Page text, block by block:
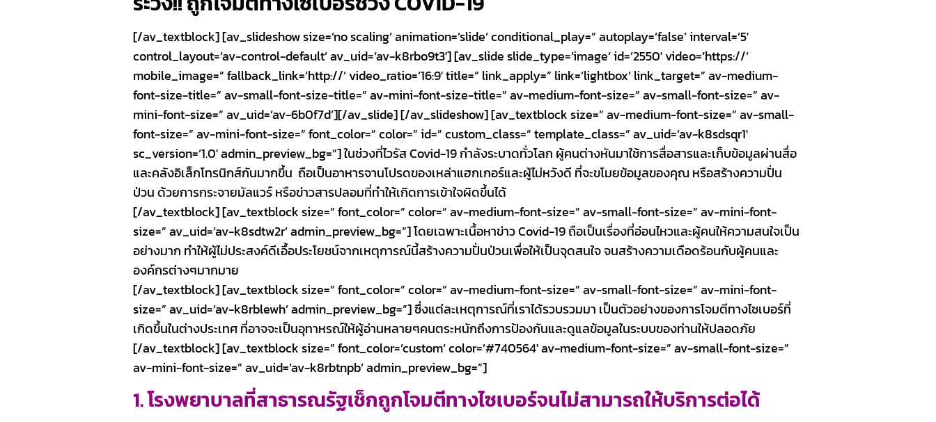
[/av_textblock] [av_slideshow size=’no scaling’ animation=’slide’ conditional_play=” autoplay=’false’ interval=’5′
control_layout=’av-control-default’ av_uid=’av-k8rbo9t3′] [av_slide slide_type=’image’ id=’2550′ video=’https://’
mobile_image=” fallback_link=’http://’ video_ratio=’16:9′ title=” link_apply=” link=’lightbox’ link_target=” av-medium-
font-size-title=” av-small-font-size-title=” av-mini-font-size-title=” av-medium-font-size=” av-small-font-size=” av-
mini-font-size=” av_uid=’av-6b0f7d’][/av_slide] [/av_slideshow] [av_textblock size=” av-medium-font-size=” av-small-
font-size=” av-mini-font-size=” font_color=” color=” id=” custom_class=” template_class=” av_uid=’av-k8sdsqr1′
sc_version=’1.0′ admin_preview_bg=”] ในช่วงที่ไวรัส Covid-19 กำลังระบาดทั่วโลก ผู้คนต่างหันมาใช้การสื่อสารและเก็บข้อมูลผ่านสื่อ
และคลังอิเล็กโทรนิกส์กันมากขึ้น ถือเป็นอาหารจานโปรดของเหล่าแฮกเกอร์และผู้ไม่หวังดี ที่จะขโมยข้อมูลของคุณ หรือสร้างความปั่น
ป่วน ด้วยการกระจายมัลแวร์ หรือข่าวสารปลอมที่ทำให้เกิดการเข้าใจผิดขึ้นได้
[/av_textblock] [av_textblock size=” font_color=” color=” av-medium-font-size=” av-small-font-size=” av-mini-font-
size=” av_uid=’av-k8sdtw2r’ admin_preview_bg=”] โดยเฉพาะเนื้อหาข่าว Covid-19 ถือเป็นเรื่องที่อ่อนไหวและผู้คนให้ความสนใจเป็น
อย่างมาก ทำให้ผู้ไม่ประสงค์ดีเอื้อประโยชน์จากเหตุการณ์นี้สร้างความปั่นป่วนเพื่อให้เป็นจุดสนใจ จนสร้างความเดือดร้อนกับผู้คนและ
องค์กรต่างๆมากมาย
[/av_textblock] [av_textblock size=” font_color=” color=” av-medium-font-size=” av-small-font-size=” av-mini-font-
size=” av_uid=’av-k8rblewh’ admin_preview_bg=”] ซึ่งแต่ละเหตุการณ์ที่เราได้รวบรวมมา เป็นตัวอย่างของการโจมตีทางไซเบอร์ที่
เกิดขึ้นในต่างประเทศ ที่อาจจะเป็นอุทาหรณ์ให้ผู้อ่านหลายๆคนตระหนักถึงการป้องกันและดูแลข้อมูลในระบบของท่านให้ปลอดภัย
[/av_textblock] [av_textblock size=” font_color=’custom’ color=’#740564′ av-medium-font-size=” av-small-font-size=”
av-mini-font-size=” av_uid=’av-k8rbtnpb’ admin_preview_bg=”]
1. โรงพยาบาลที่สาธารณรัฐเช็กถูกโจมตีทางไซเบอร์จนไม่สามารถให้บริการต่อได้